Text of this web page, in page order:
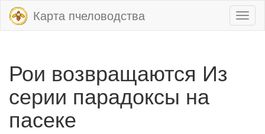
Карта пчеловодства
Рои возвращаются Из
серии парадоксы на
пасеке